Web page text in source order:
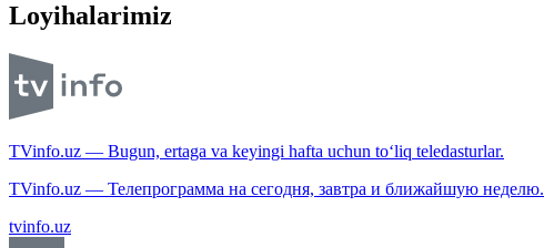
Loyihalarimiz
TVinfo.uz — Bugun, ertaga va keyingi hafta uchun to‘liq teledasturlar.
TVinfo.uz — Телепрограмма на сегодня, завтра и ближайшую неделю.
tvinfo.uz